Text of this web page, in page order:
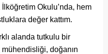
İlköğretim Okulu’nda, hem
değer kattım.
alanda tutkulu bir
doğanın